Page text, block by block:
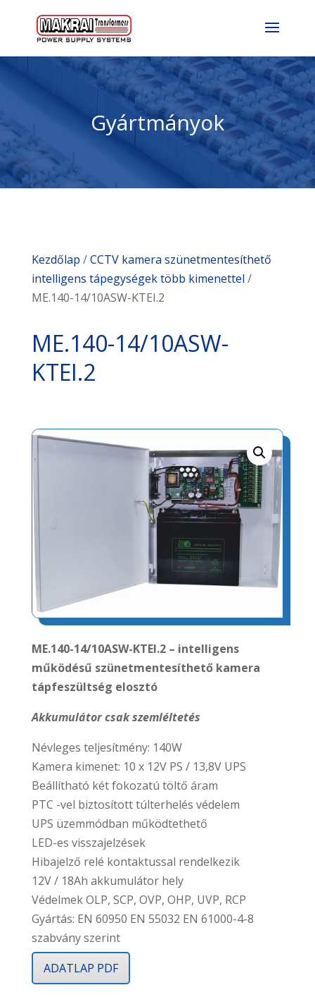
Gyártmányok
Kezdőlap /CCTV kamera szünetmentesíthető
intelligens tápegységek több kimenettel /
ME.140-14/10ASW-KTEI.2
ME.140-14/10ASW-
KTEI.2
ME.140-14/10ASW-KTEI.2 – intelligens
működésű szünetmentesíthető kamera
tápfeszültség elosztó
Akkumulátor csak szemléltetés
Névleges teljesítmény: 140W
Kamera kimenet: 10 x 12V PS / 13,8V UPS
Beállítható két fokozatú töltő áram
PTC -vel biztosított túlterhelés védelem
UPS üzemmódban működtethető
LED-es visszajelzések
Hibajelző relé kontaktussal rendelkezik
12V / 18Ah akkumulátor hely
Védelmek OLP, SCP, OVP, OHP, UVP, RCP
Gyártás: EN 60950 EN 55032 EN 61000-4-8
szabvány szerint
ADATLAP PDF